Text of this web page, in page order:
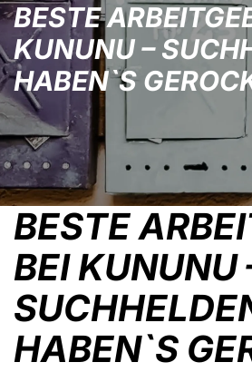
BESTE
KUNUNU –
HABEN`S
BESTE
BEI KUNUNU
HABEN`S